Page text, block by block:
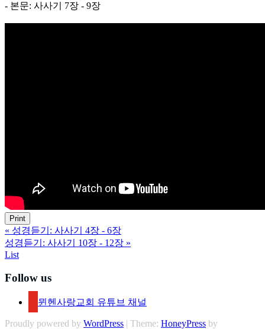
- 본문: 사사기 7장 - 9장
Print
« 성경듣기: 사사기 4장 - 6장
성경듣기: 사사기 10장 - 12장 »
List
Follow us
뮌헨사랑교회 유튜브 채널
Proudly powered by WordPress | Theme: HoneyPress by